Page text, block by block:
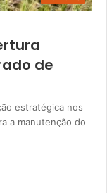
de
estratégica nos
a manutenção do